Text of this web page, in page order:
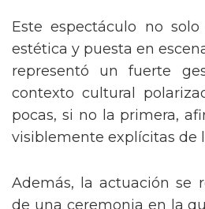
Este espectáculo no
estética y puesta en
representó un fuerte
contexto cultural
pocas, si no la primera,
visiblemente explícitas de
Además, la actuación se
de una ceremonia en la